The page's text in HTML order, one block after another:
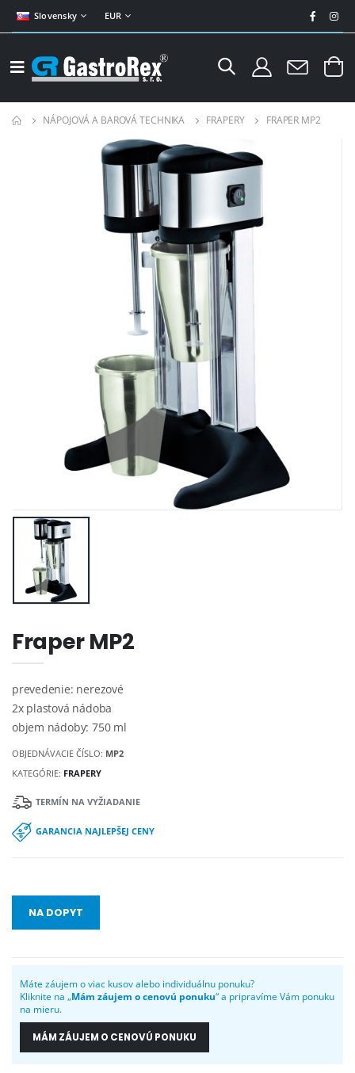
Slovensky EUR
NÁPOJOVÁ A BAROVÁ TECHNIKA FRAPERY FRAPER MP2
Fraper MP2
prevedenie: nerezové
2x plastová nádoba
objem nádoby: 750 ml
OBJEDNÁVACIE ČÍSLO: MP2
KATEGÓRIE: FRAPERY
TERMÍN NA VYŽIADANIE
GARANCIA NAJLEPŠEJ CENY
NA DOPYT
Máte záujem o viac kusov alebo individuálnu ponuku?
Kliknite na „Mám záujem o cenovú ponuku“ a pripravíme Vám ponuku
na mieru.
MÁM ZÁUJEM O CENOVÚ PONUKU